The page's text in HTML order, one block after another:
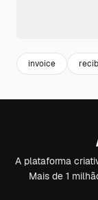
invoice
A plataforma
Mais de 1